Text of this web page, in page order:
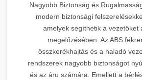
Nagyobb Biztonság és
modern biztonsági
amelyek segíthetik a vezetőket
megelőzésében. Az ABS
összkerékhajtás és a haladó
rendszerek nagyobb biztonságot
és az áru számára. Emellett a